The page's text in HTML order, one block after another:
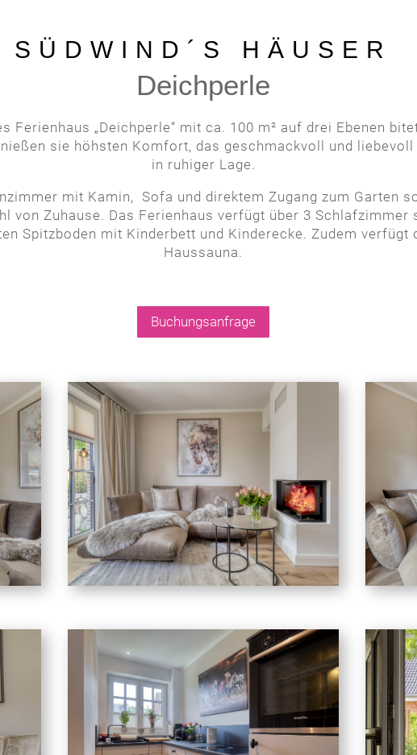
SÜDWIND´S HÄUSER
Deichperle
Ferienhaus „Deichperle“ mit ca. 100 m² auf drei Ebenen
sie höhsten Komfort, das geschmackvoll und
in ruhiger Lage.
mit Kamin, Sofa und direktem Zugang zum Garten
von Zuhause. Das Ferienhaus verfügt über 3 Schlafzimmer
Spitzboden mit Kinderbett und Kinderecke. Zudem verfügt
Haussauna.
Buchungsanfrage